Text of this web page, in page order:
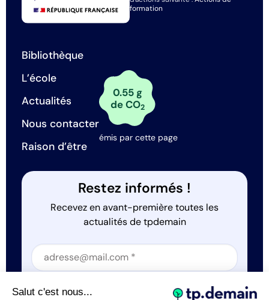
formation
Bibliothèque
L’école
Actualités
Nous contacter
Raison d’être
0.55 g
de CO2
émis par cette page
Restez informés !
Recevez en avant-première toutes les
actualités de tpdemain
Section
Section
J'accepte que tp.demain utilise mes informations
Salut c'est nous...